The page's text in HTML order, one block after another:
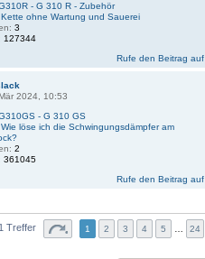
- G 310 R - Zubehör
Kette ohne Wartung und Sauerei
3
127344
Rufe den Beitrag auf
2024, 10:53
- G 310 GS
Wie löse ich die Schwingungsdämpfer am
2
361045
Rufe den Beitrag auf
Treffer 1 2 3 4 5 … 24